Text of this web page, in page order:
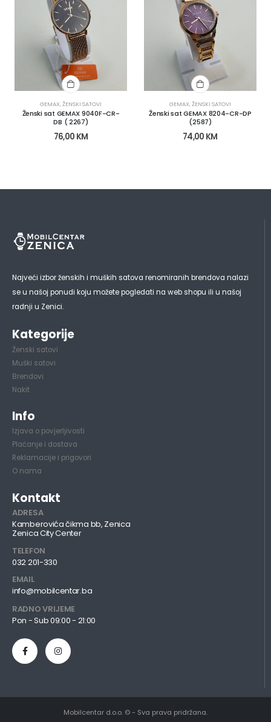
GEMAX,ŽENSKI SATOVI
Ženski sat GEMAX 9040F-CR-
DB ( 2267)
76,00 KM
GEMAX,ŽENSKI SATOVI
Ženski sat GEMAX 8204-CR-DP
(2587)
74,00 KM
Najveći izbor ženskih i muških satova renomiranih brendova nalazi
se u našoj ponudi koju možete pogledati na web shopu ili u našoj
radnji u Zenici.
Kategorije
Ženski satovi
Muški satovi
Brendovi
Nakit
Info
Izjava o povjerljivosti
Plaćanje i dostava
Reklamacije i prigovori
O nama
Kontakt
ADRESA
Kamberovića čikma bb, Zenica
Zenica City Center
TELEFON
032 201-330
EMAIL
info@mobilcentar.ba
RADNO VRIJEME
Pon - Sub 09:00 - 21:00
Mobilcentar d.o.o. © - Sva prava pridržana.